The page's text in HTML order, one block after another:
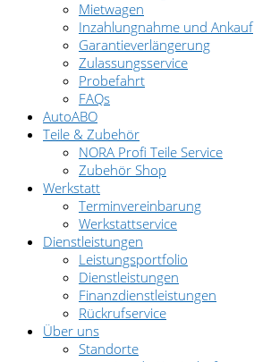
Mietwagen
Inzahlungnahme und Ankauf
Garantieverlängerung
Zulassungsservice
Probefahrt
FAQs
AutoABO
Teile & Zubehör
NORA Profi Teile Service
Zubehör Shop
Werkstatt
Terminvereinbarung
Werkstattservice
Dienstleistungen
Leistungsportfolio
Dienstleistungen
Finanzdienstleistungen
Rückrufservice
Über uns
Standorte